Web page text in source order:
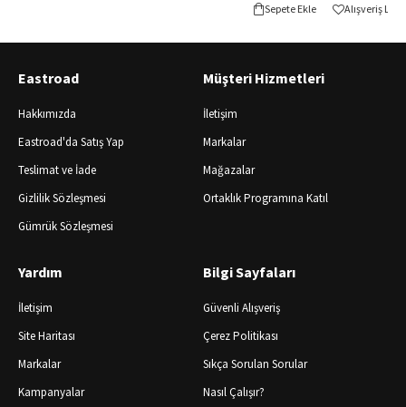
Sepete Ekle Alışveriş
Eastroad
Hakkımızda
Eastroad'da Satış Yap
Teslimat ve İade
Gizlilik Sözleşmesi
Gümrük Sözleşmesi
Müşteri Hizmetleri
İletişim
Markalar
Mağazalar
Ortaklık Programına Katıl
Yardım
İletişim
Site Haritası
Markalar
Kampanyalar
Bilgi Sayfaları
Güvenli Alışveriş
Çerez Politikası
Sıkça Sorulan Sorular
Nasıl Çalışır?